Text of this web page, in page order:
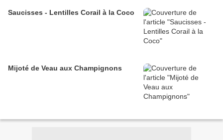
Saucisses - Lentilles Corail à la Coco
Mijoté de Veau aux Champignons